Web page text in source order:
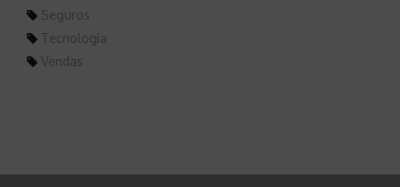
Seguros
Tecnologia
Vendas